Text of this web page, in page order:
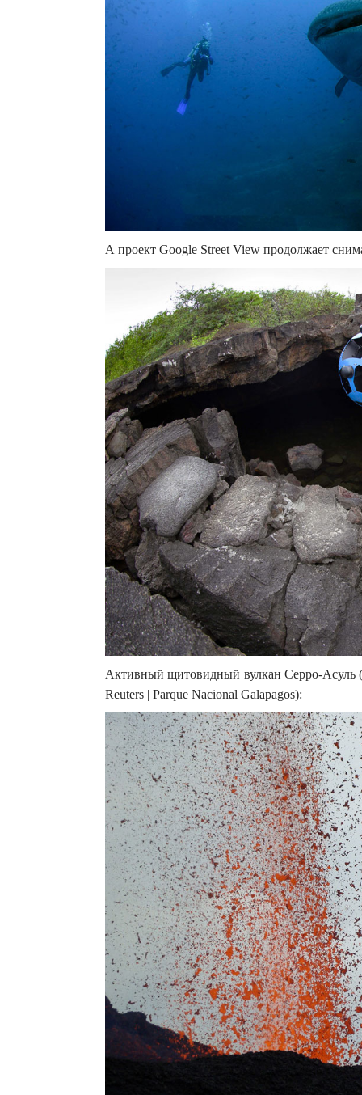
А проект Google Street View продолжает
Активный щитовидный вулкан Серро-Асуль
Reuters | Parque Nacional Galapagos):